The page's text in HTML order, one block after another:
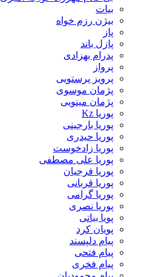
بیات
بیژن رزم خواه
پاز
پازل باند
پدرام بهزادی
پرواز
پرویز پرستویی
پژمان موسوی
پژمان مینویی
پوریا Kz
پوریا بارجینی
پوریا حیدری
پوریا زادخوست
پوریا علی مصطفی
پوریا فرجیان
پوریا قربانی
پوریا گرامی
پوریا نصری
پویا بیاتی
پویان کرد
پیام دلپسند
پیام فتحی
پیام فخری